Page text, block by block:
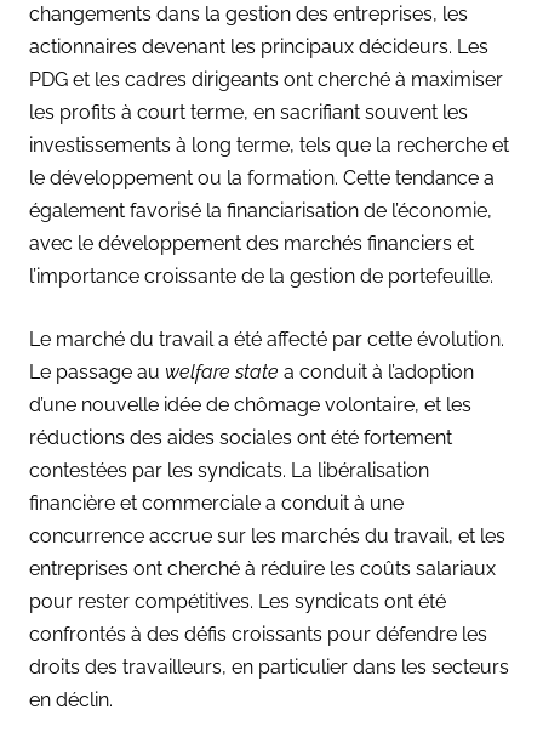
changements dans la gestion des entreprises, les
actionnaires devenant les principaux décideurs. Les
PDG et les cadres dirigeants ont cherché à maximiser
les profits à court terme, en sacrifiant souvent les
investissements à long terme, tels que la recherche et
le développement ou la formation. Cette tendance a
également favorisé la financiarisation de l’économie,
avec le développement des marchés financiers et
l’importance croissante de la gestion de portefeuille.
Le marché du travail a été affecté par cette évolution.
Le passage au welfare state a conduit à l’adoption
d’une nouvelle idée de chômage volontaire, et les
réductions des aides sociales ont été fortement
contestées par les syndicats. La libéralisation
financière et commerciale a conduit à une
concurrence accrue sur les marchés du travail, et les
entreprises ont cherché à réduire les coûts salariaux
pour rester compétitives. Les syndicats ont été
confrontés à des défis croissants pour défendre les
droits des travailleurs, en particulier dans les secteurs
en déclin.